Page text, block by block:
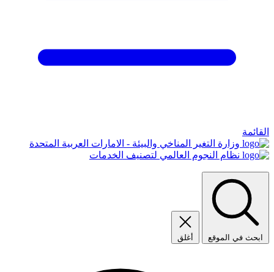
القائمة
وزارة التغير المناخي والبيئة - الامارات العربية المتحدة
نظام النجوم العالمي لتصنيف الخدمات
ابحث في الموقع أغلق